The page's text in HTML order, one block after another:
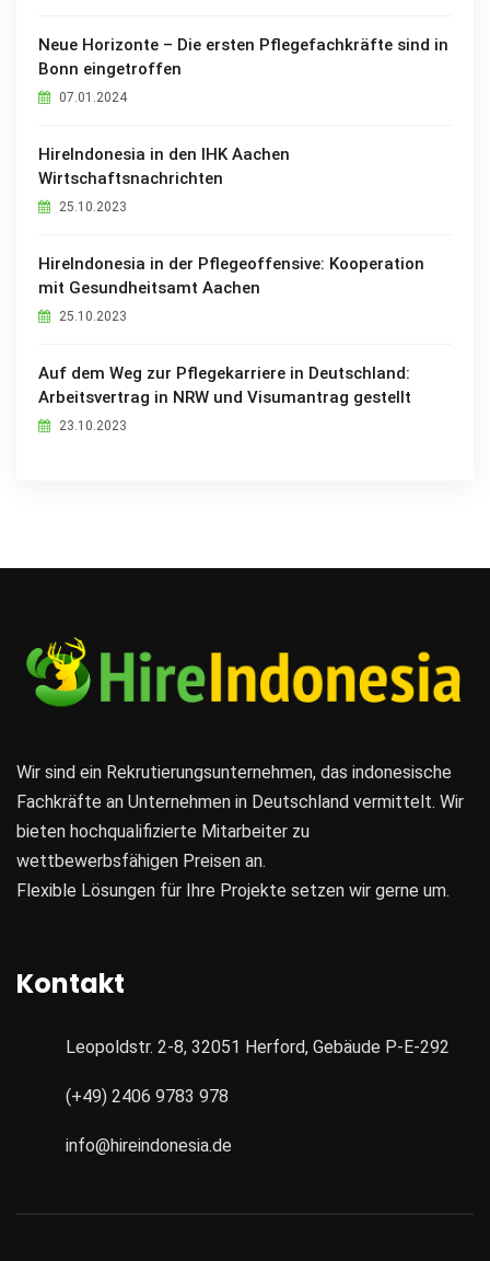
Neue Horizonte – Die ersten Pflegefachkräfte sind in
Bonn eingetroffen
07.01.2024
HireIndonesia in den IHK Aachen
Wirtschaftsnachrichten
25.10.2023
HireIndonesia in der Pflegeoffensive: Kooperation
mit Gesundheitsamt Aachen
25.10.2023
Auf dem Weg zur Pflegekarriere in Deutschland:
Arbeitsvertrag in NRW und Visumantrag gestellt
23.10.2023
Wir sind ein Rekrutierungsunternehmen, das indonesische
Fachkräfte an Unternehmen in Deutschland vermittelt. Wir
bieten hochqualifizierte Mitarbeiter zu
wettbewerbsfähigen Preisen an.
Flexible Lösungen für Ihre Projekte setzen wir gerne um.
Kontakt
Leopoldstr. 2-8, 32051 Herford, Gebäude P-E-292
(+49) 2406 9783 978
info@hireindonesia.de